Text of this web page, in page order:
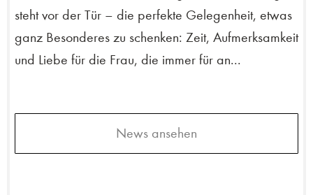
steht vor der Tür – die perfekte Gelegenheit, etwas
ganz Besonderes zu schenken: Zeit, Aufmerksamkeit
und Liebe für die Frau, die immer für an...
News ansehen